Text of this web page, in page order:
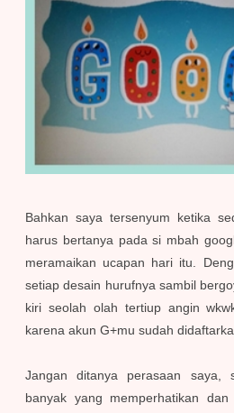
Bahkan saya tersenyum ketika
harus bertanya pada si mbah
meramaikan ucapan hari itu.
setiap desain hurufnya sambil
kiri seolah olah tertiup angin
karena akun G+mu sudah
Jangan ditanya perasaan saya,
banyak yang memperhatikan